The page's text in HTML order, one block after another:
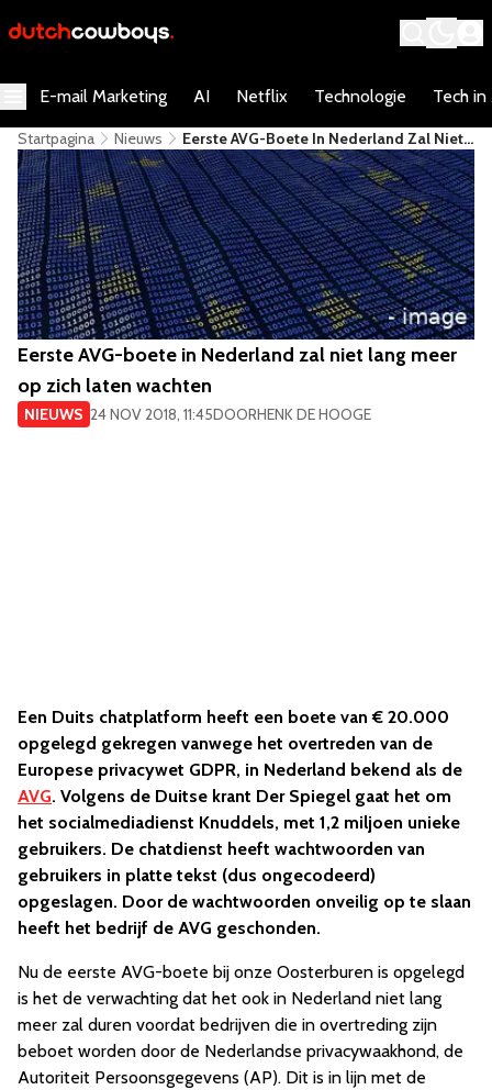
E-mail Marketing AI Netflix Technologie Tech in
Startpagina Nieuws
Eerste AVG-Boete In Nederland Zal Niet
Lang Meer Op Zich Laten Wachten
Eerste AVG-boete in Nederland zal niet lang meer
op zich laten wachten
NIEUWS 24 NOV 2018, 11:45DOORHENK DE HOOGE
Een Duits chatplatform heeft een boete van € 20.000
opgelegd gekregen vanwege het overtreden van de
Europese privacywet GDPR, in Nederland bekend als de
AVG. Volgens de Duitse krant Der Spiegel gaat het om
het socialmediadienst Knuddels, met 1,2 miljoen unieke
gebruikers. De chatdienst heeft wachtwoorden van
gebruikers in platte tekst (dus ongecodeerd)
opgeslagen. Door de wachtwoorden onveilig op te slaan
heeft het bedrijf de AVG geschonden.
Nu de eerste AVG-boete bij onze Oosterburen is opgelegd
is het de verwachting dat het ook in Nederland niet lang
meer zal duren voordat bedrijven die in overtreding zijn
beboet worden door de Nederlandse privacywaakhond, de
Autoriteit Persoonsgegevens (AP). Dit is in lijn met de